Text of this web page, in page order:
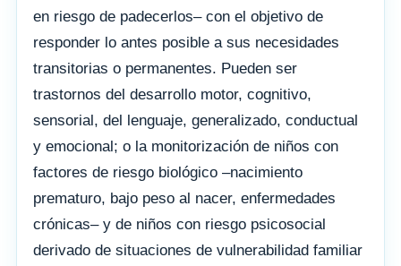
en riesgo de padecerlos– con el objetivo de
responder lo antes posible a sus necesidades
transitorias o permanentes. Pueden ser
trastornos del desarrollo motor, cognitivo,
sensorial, del lenguaje, generalizado, conductual
y emocional; o la monitorización de niños con
factores de riesgo biológico –nacimiento
prematuro, bajo peso al nacer, enfermedades
crónicas– y de niños con riesgo psicosocial
derivado de situaciones de vulnerabilidad familiar